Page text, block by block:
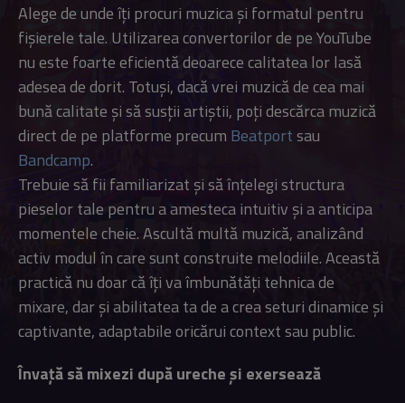
Alege de unde îți procuri muzica și formatul pentru
fișierele tale. Utilizarea convertorilor de pe YouTube
nu este foarte eficientă deoarece calitatea lor lasă
adesea de dorit. Totuși, dacă vrei muzică de cea mai
bună calitate și să susții artiștii, poți descărca muzică
direct de pe platforme precum Beatportsau
Bandcamp.
Trebuie să fii familiarizat și să înțelegi structura
pieselor tale pentru a amesteca intuitiv și a anticipa
momentele cheie. Ascultă multă muzică, analizând
activ modul în care sunt construite melodiile. Această
practică nu doar că îți va îmbunătăți tehnica de
mixare, dar și abilitatea ta de a crea seturi dinamice și
captivante, adaptabile oricărui context sau public.
Învață să mixezi după ureche și exersează